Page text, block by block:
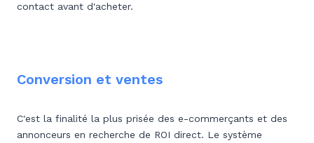
contact avant d'acheter.
Conversion et ventes
C'est la finalité la plus prisée des e-commerçants et des
annonceurs en recherche de ROI direct. Le système